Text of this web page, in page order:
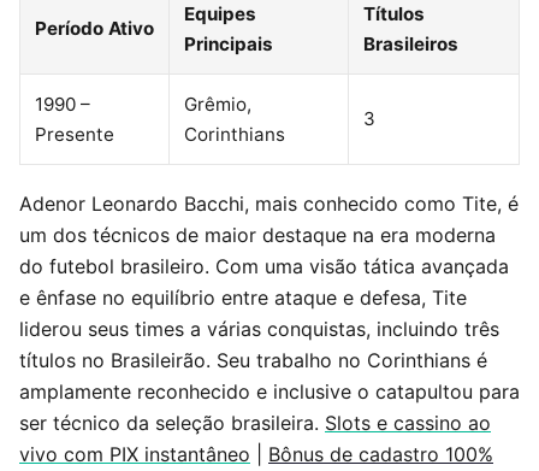
Período Ativo
Equipes
Principais
Títulos
Brasileiros
1990 –
Presente
Grêmio,
Corinthians
3
Adenor Leonardo Bacchi, mais conhecido como Tite, é
um dos técnicos de maior destaque na era moderna
do futebol brasileiro. Com uma visão tática avançada
e ênfase no equilíbrio entre ataque e defesa, Tite
liderou seus times a várias conquistas, incluindo três
títulos no Brasileirão. Seu trabalho no Corinthians é
amplamente reconhecido e inclusive o catapultou para
ser técnico da seleção brasileira. Slots e cassino ao
vivo com PIX instantâneo
Bônus de cadastro 100%